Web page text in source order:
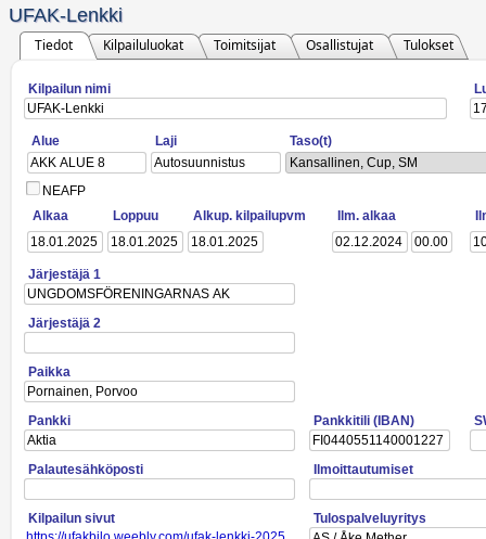
UFAK-Lenkki
Tiedot Kilpailuluokat Toimitsijat Osallistujat Tulokset
Kilpailun nimi
Alue Laji
Taso(t)
Kansallinen, Cup, SM
NEAFP
Alkaa
Loppuu Alkup. kilpailupvm Ilm. alkaa
Järjestäjä 1
Järjestäjä 2
Paikka
Pankki Pankkitili (IBAN)
Palautesähköposti Ilmoittautumiset
Kilpailun sivut
Tulospalveluyritys